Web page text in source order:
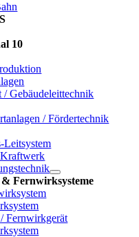
10
/ Gebäudeleittechnik
/ Fördertechnik
Leitsystem
Fernwirksysteme
Fernwirkgerät